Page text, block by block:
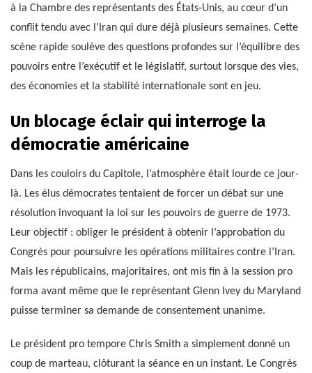
à la Chambre des représentants des États-Unis, au cœur d’un
conflit tendu avec l’Iran qui dure déjà plusieurs semaines. Cette
scène rapide soulève des questions profondes sur l’équilibre des
pouvoirs entre l’exécutif et le législatif, surtout lorsque des vies,
des économies et la stabilité internationale sont en jeu.
Un blocage éclair qui interroge la
démocratie américaine
Dans les couloirs du Capitole, l’atmosphère était lourde ce jour-
là. Les élus démocrates tentaient de forcer un débat sur une
résolution invoquant la loi sur les pouvoirs de guerre de 1973.
Leur objectif : obliger le président à obtenir l’approbation du
Congrès pour poursuivre les opérations militaires contre l’Iran.
Mais les républicains, majoritaires, ont mis fin à la session pro
forma avant même que le représentant Glenn Ivey du Maryland
puisse terminer sa demande de consentement unanime.
Le président pro tempore Chris Smith a simplement donné un
coup de marteau, clôturant la séance en un instant. Le Congrès